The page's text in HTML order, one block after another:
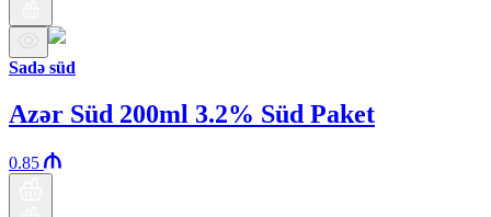
Sadə süd
Azər Süd 200ml 3.2% Süd Paket
0.85